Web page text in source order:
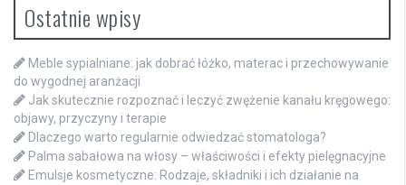
Ostatnie wpisy
Meble sypialniane: jak dobrać łóżko, materac i przechowywanie
do wygodnej aranżacji
Jak skutecznie rozpoznać i leczyć zwężenie kanału kręgowego:
objawy, przyczyny i terapie
Dlaczego warto regularnie odwiedzać stomatologa?
Palma sabałowa na włosy – właściwości i efekty pielęgnacyjne
Emulsje kosmetyczne: Rodzaje, składniki i ich działanie na